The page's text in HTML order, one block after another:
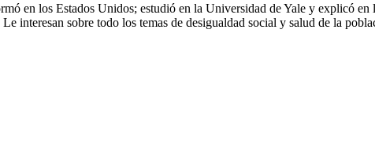
en los Estados Unidos; estudió en la Universidad de Yale y explicó
interesan sobre todo los temas de desigualdad social y salud de la